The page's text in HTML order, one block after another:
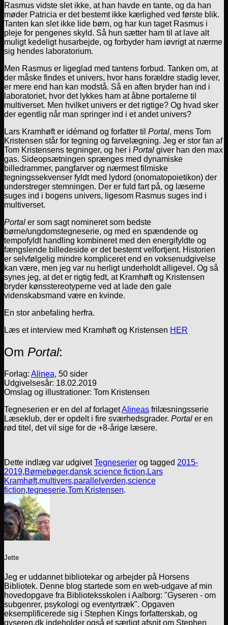
Rasmus vidste slet ikke, at han havde en tante, og da han
møder Patricia er det bestemt ikke kærlighed ved første blik.
Tanten kan slet ikke lide børn, og har kun taget Rasmus i
pleje for pengenes skyld. Så hun sætter ham til at lave alt
muligt kedeligt husarbejde, og forbyder ham iøvrigt at nærme
sig hendes laboratorium.
Men Rasmus er ligeglad med tantens forbud. Tanken om, at
der måske findes et univers, hvor hans forældre stadig lever,
er mere end han kan modstå. Så en aften bryder han ind i
laboratoriet, hvor det lykkes ham at åbne portalerne til
multiverset. Men hvilket univers er det rigtige? Og hvad sker
der egentlig når man springer ind i et andet univers?
Lars Kramhøft er idémand og forfatter til Portal, mens Tom
Kristensen står for tegning og farvelægning. Jeg er stor fan af
Tom Kristensens tegninger, og her i Portal giver han den max
gas. Sideopsætningen sprænges med dynamiske
billedrammer, pangfarver og nærmest filmiske
tegningssekvenser fyldt med lydord (onomatopoietikon) der
understreger stemningen. Der er fuld fart på, og læserne
suges ind i bogens univers, ligesom Rasmus suges ind i
multiverset.
Portal er som sagt nomineret som bedste
børne/ungdomstegneserie, og med en spændende og
tempofyldt handling kombineret med den energifyldte og
fængslende billedeside er det bestemt velfortjent. Historien
er selvfølgelig mindre kompliceret end en voksenudgivelse
kan være, men jeg var nu herligt underholdt alligevel. Og så
synes jeg, at det er rigtig fedt, at Kramhøft og Kristensen
bryder kønsstereotyperne ved at lade den gale
videnskabsmand være en kvinde.
En stor anbefaling herfra.
Læs et interview med Kramhøft og Kristensen HER
Om Portal:
Forlag: Alinea, 50 sider
Udgivelsesår: 18.02.2019
Omslag og illustrationer: Tom Kristensen
Tegneserien er en del af forlagetAlineas frilæsningsserie
Læseklub, der er opdelt i fire sværhedsgrader. Portal er en
rød titel, det vil sige for de +8-årige læsere.
Dette indlæg var udgivetTegneserier og tagged 2015-
2019,Børnebøger,dansk science fiction, Lars
Kramhøft,multivers,parallelverden,science
fiction,tegneserie,Tom Kristensen.
Jette
Jeg er uddannet bibliotekar og arbejder på Horsens
Bibliotek. Denne blog startede som en web-udgave af min
hovedopgave fra Biblioteksskolen i Aalborg: "Gyseren - om
subgenrer, psykologi og eventyrtræk". Opgaven
eksemplificerede sig i Stephen Kings forfatterskab, og
gyseren.dk indeholder også et særligt afsnit om Stephen